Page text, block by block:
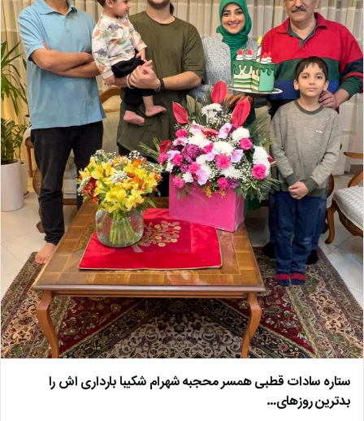
ستاره سادات قطبی همسر محجبه شهرام شکیبا بارداری اش را
بدترین روزهای…